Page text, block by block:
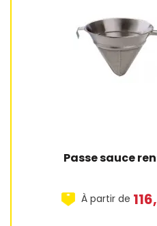
Passe sauce
À partir de